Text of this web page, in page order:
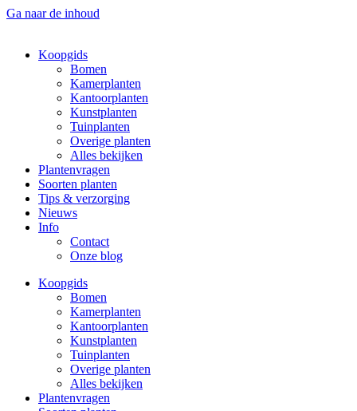
Ga naar de inhoud
Koopgids
Bomen
Kamerplanten
Kantoorplanten
Kunstplanten
Tuinplanten
Overige planten
Alles bekijken
Plantenvragen
Soorten planten
Tips & verzorging
Nieuws
Info
Contact
Onze blog
Koopgids
Bomen
Kamerplanten
Kantoorplanten
Kunstplanten
Tuinplanten
Overige planten
Alles bekijken
Plantenvragen